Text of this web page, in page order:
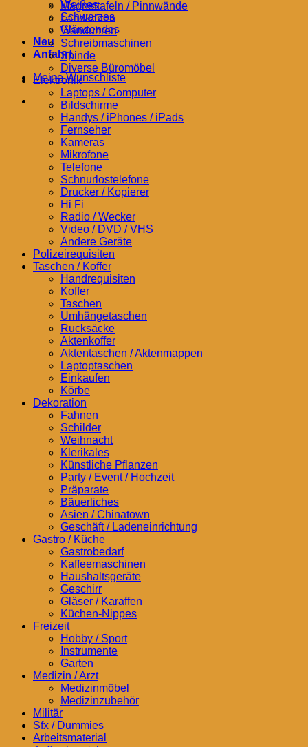
Weißes
Schwarzes
Glänzendes
Neu
Anfahrt
Meine Wunschliste
Magnettafeln / Pinnwände
Landkarten
Wanduhren
Schreibmaschinen
Spinde
Diverse Büromöbel
Elektronik
Laptops / Computer
Bildschirme
Handys / iPhones / iPads
Fernseher
Kameras
Mikrofone
Telefone
Schnurlostelefone
Drucker / Kopierer
Hi Fi
Radio / Wecker
Video / DVD / VHS
Andere Geräte
Polizeirequisiten
Taschen / Koffer
Handrequisiten
Koffer
Taschen
Umhängetaschen
Rucksäcke
Aktenkoffer
Aktentaschen / Aktenmappen
Laptoptaschen
Einkaufen
Körbe
Dekoration
Fahnen
Schilder
Weihnacht
Klerikales
Künstliche Pflanzen
Party / Event / Hochzeit
Präparate
Bäuerliches
Asien / Chinatown
Geschäft / Ladeneinrichtung
Gastro / Küche
Gastrobedarf
Kaffeemaschinen
Haushaltsgeräte
Geschirr
Gläser / Karaffen
Küchen-Nippes
Freizeit
Hobby / Sport
Instrumente
Garten
Medizin / Arzt
Medizinmöbel
Medizinzubehör
Militär
Sfx / Dummies
Arbeitsmaterial